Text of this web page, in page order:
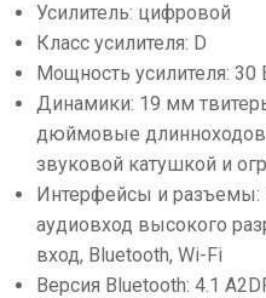
Усилитель: цифровой
Класс усилителя: D
Мощность усилителя: 30
Динамики: 19 мм
дюймовые
звуковой катушкой и
Интерфейсы и разъемы:
аудиовход высокого
вход, Bluetooth, Wi-Fi
Версия Bluetooth: 4.1